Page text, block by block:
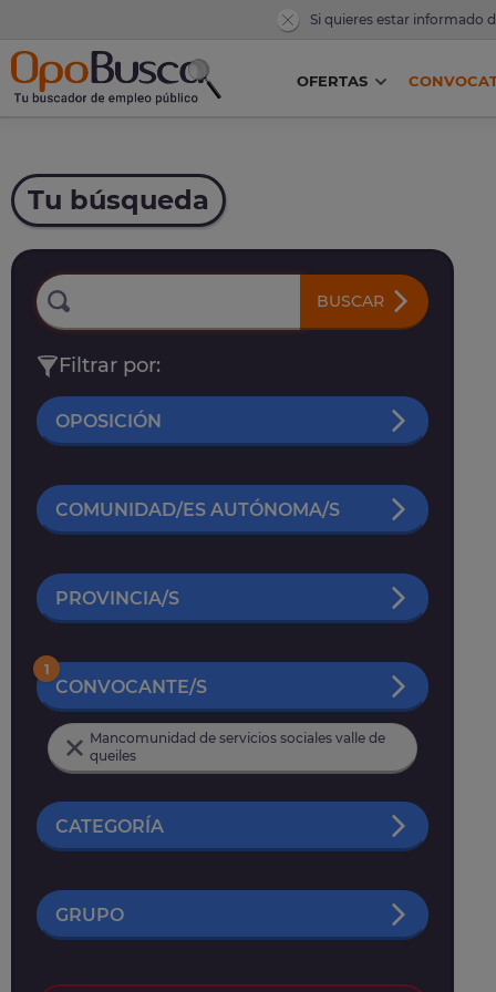
Si quieres estar informado
OFERTAS
Tu búsqueda
BUSCAR
Filtrar por:
OPOSICIÓN
COMUNIDAD/ES AUTÓNOMA/S
PROVINCIA/S
CONVOCANTE/S
1
Mancomunidad de servicios sociales valle de
queiles
CATEGORÍA
GRUPO